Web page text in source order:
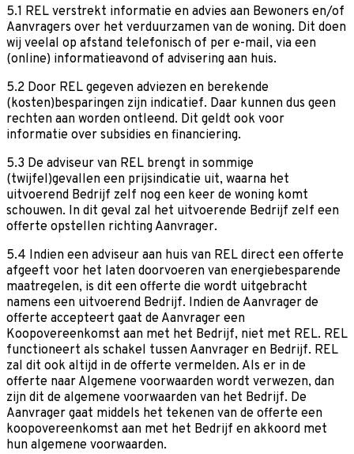
5.1 REL verstrekt informatie en advies aan Bewoners en/of
Aanvragers over het verduurzamen van de woning. Dit doen
wij veelal op afstand telefonisch of per e-mail, via een
(online) informatieavond of advisering aan huis.
5.2 Door REL gegeven adviezen en berekende
(kosten)besparingen zijn indicatief. Daar kunnen dus geen
rechten aan worden ontleend. Dit geldt ook voor
informatie over subsidies en financiering.
5.3 De adviseur van REL brengt in sommige
(twijfel)gevallen een prijsindicatie uit, waarna het
uitvoerend Bedrijf zelf nog een keer de woning komt
schouwen. In dit geval zal het uitvoerende Bedrijf zelf een
offerte opstellen richting Aanvrager.
5.4 Indien een adviseur aan huis van REL direct een offerte
afgeeft voor het laten doorvoeren van energiebesparende
maatregelen, is dit een offerte die wordt uitgebracht
namens een uitvoerend Bedrijf. Indien de Aanvrager de
offerte accepteert gaat de Aanvrager een
Koopovereenkomst aan met het Bedrijf, niet met REL. REL
functioneert als schakel tussen Aanvrager en Bedrijf. REL
zal dit ook altijd in de offerte vermelden. Als er in de
offerte naar Algemene voorwaarden wordt verwezen, dan
zijn dit de algemene voorwaarden van het Bedrijf. De
Aanvrager gaat middels het tekenen van de offerte een
koopovereenkomst aan met het Bedrijf en akkoord met
hun algemene voorwaarden.